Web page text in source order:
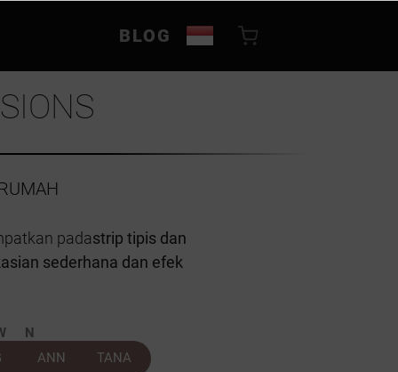
BLOG
padastrip tipis dan
sederhana dan efek
ANN TANA